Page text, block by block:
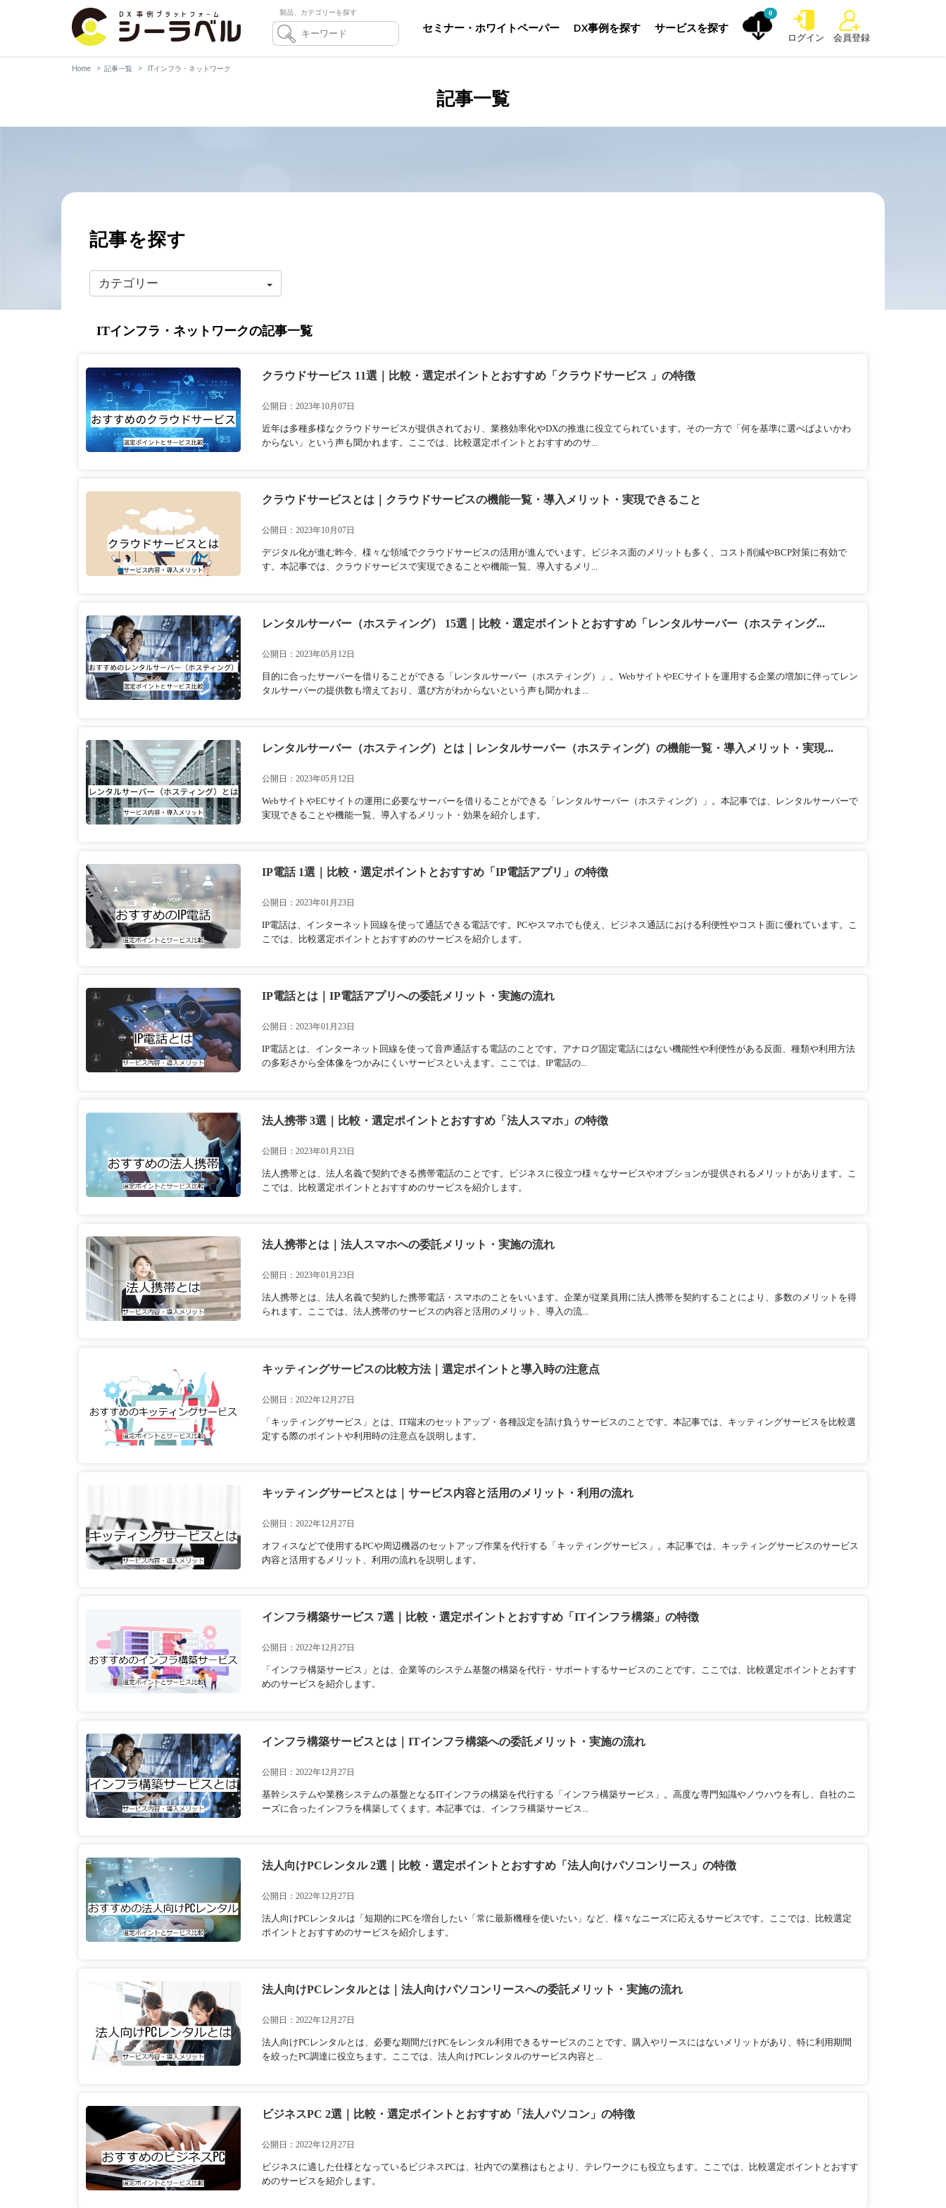
製品、カテゴリーを探す
セミナー・ホワイトペーパー DX事例を探す サービスを探す
0
ログイン 会員登録
Home 記事一覧 ITインフラ・ネットワーク
記事一覧
記事を探す
カテゴリー
ITインフラ・ネットワークの記事一覧
クラウドサービス 11選｜比較・選定ポイントとおすすめ「クラウドサービス 」の特徴
公開日：2023年10月07日
近年は多種多様なクラウドサービスが提供されており、業務効率化やDXの推進に役立てられています。その一方で「何を基準に選べばよいかわ
からない」という声も聞かれます。ここでは、比較選定ポイントとおすすめのサ...
クラウドサービスとは｜クラウドサービスの機能一覧・導入メリット・実現できること
公開日：2023年10月07日
デジタル化が進む昨今、様々な領域でクラウドサービスの活用が進んでいます。ビジネス面のメリットも多く、コスト削減やBCP対策に有効で
す。本記事では、クラウドサービスで実現できることや機能一覧、導入するメリ...
レンタルサーバー（ホスティング） 15選｜比較・選定ポイントとおすすめ「レンタルサーバー（ホスティング...
公開日：2023年05月12日
目的に合ったサーバーを借りることができる「レンタルサーバー（ホスティング）」。WebサイトやECサイトを運用する企業の増加に伴ってレン
タルサーバーの提供数も増えており、選び方がわからないという声も聞かれま...
レンタルサーバー（ホスティング）とは｜レンタルサーバー（ホスティング）の機能一覧・導入メリット・実現...
公開日：2023年05月12日
WebサイトやECサイトの運用に必要なサーバーを借りることができる「レンタルサーバー（ホスティング）」。本記事では、レンタルサーバーで
実現できることや機能一覧、導入するメリット・効果を紹介します。
IP電話 1選｜比較・選定ポイントとおすすめ「IP電話アプリ」の特徴
公開日：2023年01月23日
IP電話は、インターネット回線を使って通話できる電話です。PCやスマホでも使え、ビジネス通話における利便性やコスト面に優れています。こ
こでは、比較選定ポイントとおすすめのサービスを紹介します。
IP電話とは｜IP電話アプリへの委託メリット・実施の流れ
公開日：2023年01月23日
IP電話とは、インターネット回線を使って音声通話する電話のことです。アナログ固定電話にはない機能性や利便性がある反面、種類や利用方法
の多彩さから全体像をつかみにくいサービスといえます。ここでは、IP電話の...
法人携帯 3選｜比較・選定ポイントとおすすめ「法人スマホ」の特徴
公開日：2023年01月23日
法人携帯とは、法人名義で契約できる携帯電話のことです。ビジネスに役立つ様々なサービスやオプションが提供されるメリットがあります。こ
こでは、比較選定ポイントとおすすめのサービスを紹介します。
法人携帯とは｜法人スマホへの委託メリット・実施の流れ
公開日：2023年01月23日
法人携帯とは、法人名義で契約した携帯電話・スマホのことをいいます。企業が従業員用に法人携帯を契約することにより、多数のメリットを得
られます。ここでは、法人携帯のサービスの内容と活用のメリット、導入の流...
キッティングサービスの比較方法｜選定ポイントと導入時の注意点
公開日：2022年12月27日
「キッティングサービス」とは、IT端末のセットアップ・各種設定を請け負うサービスのことです。本記事では、キッティングサービスを比較選
定する際のポイントや利用時の注意点を説明します。
キッティングサービスとは｜サービス内容と活用のメリット・利用の流れ
公開日：2022年12月27日
オフィスなどで使用するPCや周辺機器のセットアップ作業を代行する「キッティングサービス」。本記事では、キッティングサービスのサービス
内容と活用するメリット、利用の流れを説明します。
インフラ構築サービス 7選｜比較・選定ポイントとおすすめ「ITインフラ構築」の特徴
公開日：2022年12月27日
「インフラ構築サービス」とは、企業等のシステム基盤の構築を代行・サポートするサービスのことです。ここでは、比較選定ポイントとおすす
めのサービスを紹介します。
インフラ構築サービスとは｜ITインフラ構築への委託メリット・実施の流れ
公開日：2022年12月27日
基幹システムや業務システムの基盤となるITインフラの構築を代行する「インフラ構築サービス」。高度な専門知識やノウハウを有し、自社のニ
ーズに合ったインフラを構築してくます。本記事では、インフラ構築サービス...
法人向けPCレンタル 2選｜比較・選定ポイントとおすすめ「法人向けパソコンリース」の特徴
公開日：2022年12月27日
法人向けPCレンタルは「短期的にPCを増台したい「常に最新機種を使いたい」など、様々なニーズに応えるサービスです。ここでは、比較選定
ポイントとおすすめのサービスを紹介します。
法人向けPCレンタルとは｜法人向けパソコンリースへの委託メリット・実施の流れ
公開日：2022年12月27日
法人向けPCレンタルとは、必要な期間だけPCをレンタル利用できるサービスのことです。購入やリースにはないメリットがあり、特に利用期間
を絞ったPC調達に役立ちます。ここでは、法人向けPCレンタルのサービス内容と...
ビジネスPC 2選｜比較・選定ポイントとおすすめ「法人パソコン」の特徴
公開日：2022年12月27日
ビジネスに適した仕様となっているビジネスPCは、社内での業務はもとより、テレワークにも役立ちます。ここでは、比較選定ポイントとおすす
めのサービスを紹介します。